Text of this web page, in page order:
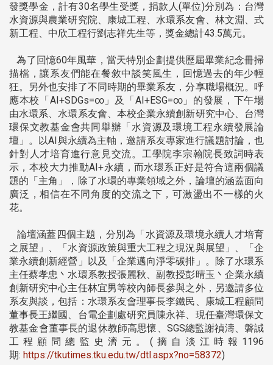
發獎學金，計有30名學生受獎，捐款人(單位)分別為：台灣
水資源與農業研究院、康城工程、水環系友會、林文淵、式
新工程、中欣工程行劉志祥先生等，獎金總計43.5萬元。
為了回憶60年風華，當天特別企劃提供歷屆畢業紀念冊掃
描檔，讓系友們能在餐敘中談笑風生，回憶過去的年少輕
狂。另外也安排了不同時期的畢業系友，分享職場概況。呼
應本校「AI+SDGs=∞」及「AI+ESG=∞」的發展，下午場
由水環系、水環系友會、本校企業永續創新研究中心、台灣
環保文教基金會共同舉辦「水資源及環境工程永續發展論
壇」。以AI與永續為主軸，邀請系友專家進行議題討論，也
針對人才培育進行意見交流。工學院李宗翰院長致詞時表
示，本校大力推動AI+永續，而水環系正好是符合這兩個議
題的「主角」，除了水環的專業領域之外，論壇的涵蓋面向
廣泛，相信在不同角度的交流之下，可激盪出不一樣的火
花。
論壇涵蓋四個主題，分別為「水資源及環境永續人才培育
之展望」、「水資源政策與重大工程之現況與展望」、「企
業永續創新經營」以及「企業邁向淨零碳排」。除了水環系
主任蔡孝忠丶水環系教授張麗秋、副教授彭晴玉丶企業永續
創新研究中心主任林宜男等校內師長參與之外，另邀請多位
系友與談，包括：水環系友會理事長李鐵民、康城工程顧問
董事長王繼國、台電企劃處研究員陳永祥、現任臺灣環保文
教基金會董事長的退休教師高思懷、SGS總監謝禎濤、磐誠
工程顧問總監史濟元。(摘自淡江時報1196
期: https://tkutimes.tku.edu.tw/dtl.aspx?no=58372)